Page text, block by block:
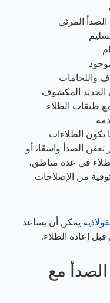
المرئي
واللحامات
المكشوف
طبقات الطلاء
الطلاءات
تعفن الصدأ واسعًا، أو
في عدة مناطق،
من الإصلاحات
يمكن أن يساعد
إعادة الطلاء.
مع